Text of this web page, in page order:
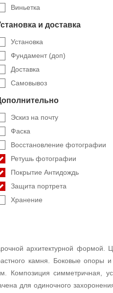
Виньетка
и доставка
Установка
Фундамент (доп)
Доставка
Самовывоз
Эскиз на почту
Фаска
Восстановление фотографии
Ретушь фотографии
Покрытие Антидождь
Защита портрета
Хранение
архитектурной формой.
камня. Боковые
Композиция симметричная,
для одиночного